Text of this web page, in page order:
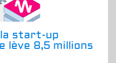
start-up
lève 8,5 millions